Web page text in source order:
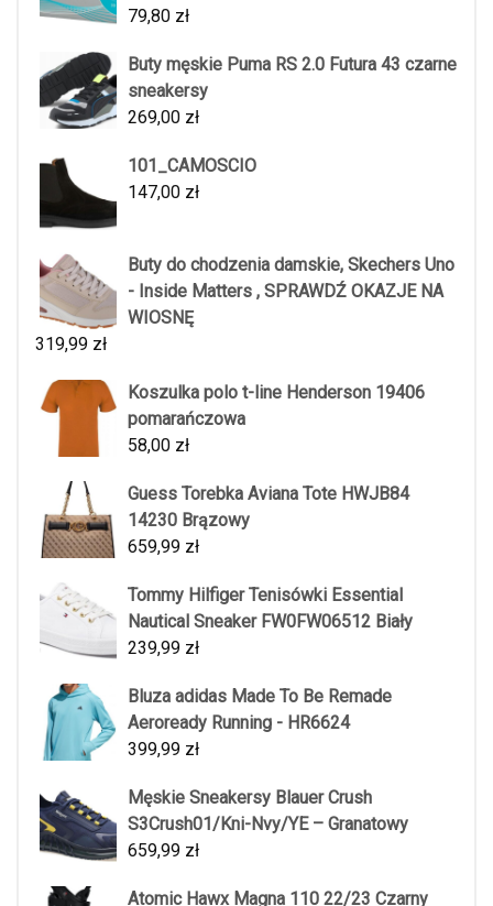
79,80 zł
Buty męskie Puma RS 2.0 Futura 43 czarne
sneakersy
269,00 zł
101_CAMOSCIO
147,00 zł
Buty do chodzenia damskie, Skechers Uno
- Inside Matters , SPRAWDŹ OKAZJE NA
WIOSNĘ
319,99 zł
Koszulka polo t-line Henderson 19406
pomarańczowa
58,00 zł
Guess Torebka Aviana Tote HWJB84
14230 Brązowy
659,99 zł
Tommy Hilfiger Tenisówki Essential
Nautical Sneaker FW0FW06512 Biały
239,99 zł
Bluza adidas Made To Be Remade
Aeroready Running - HR6624
399,99 zł
Męskie Sneakersy Blauer Crush
S3Crush01/Kni-Nvy/YE – Granatowy
659,99 zł
Atomic Hawx Magna 110 22/23 Czarny